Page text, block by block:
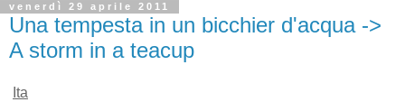
venerdì 29 aprile 2011
Una tempesta in un bicchier d'acqua ->
A storm in a teacup
Ita